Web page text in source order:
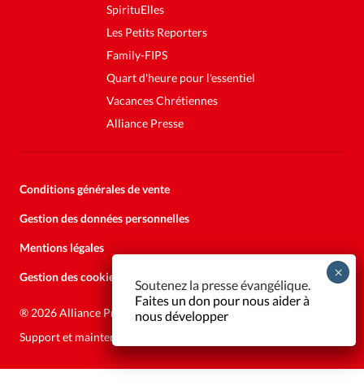
SpirituElles
Les Petits Reporters
Family-FIPS
Quart d'heure pour l'essentiel
Vacances Chrétiennes
Alliance Presse
Conditions générales de vente
Gestion des données personnelles
Mentions légales
Gestion des cookies
® 2026 Alliance Presse
Support et maintenance:
Soutenez la presse évangélique.
Faites un don pour nous aider à
nous développer